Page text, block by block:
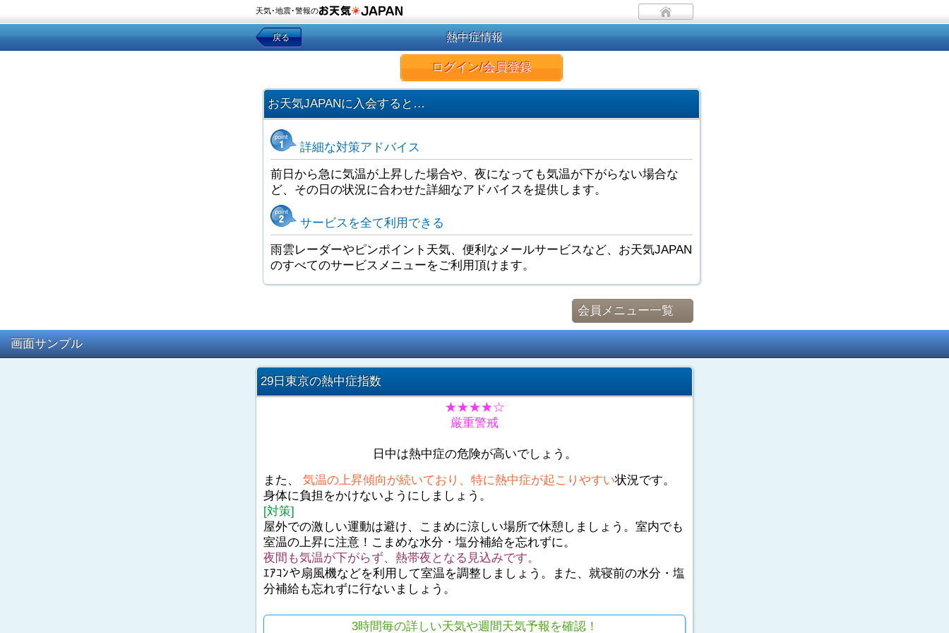
天気･地震･警報の
戻る 熱中症情報
ログイン/会員登録
お天気JAPANに入会すると…
詳細な対策アドバイス
前日から急に気温が上昇した場合や、夜になっても気温が下がらない場合な
ど、その日の状況に合わせた詳細なアドバイスを提供します。
サービスを全て利用できる
雨雲レーダーやピンポイント天気、便利なメールサービスなど、お天気JAPAN
のすべてのサービスメニューをご利用頂けます。
会員メニュー一覧
画面サンプル
29日東京の熱中症指数
★★★★☆
厳重警戒
日中は熱中症の危険が高いでしょう。
また、 気温の上昇傾向が続いており、特に熱中症が起こりやすい状況です。
身体に負担をかけないようにしましょう。
[対策]
屋外での激しい運動は避け、こまめに涼しい場所で休憩しましょう。室内でも
室温の上昇に注意！こまめな水分・塩分補給を忘れずに。
夜間も気温が下がらず、熱帯夜となる見込みです。
ｴｱｺﾝや扇風機などを利用して室温を調整しましょう。また、就寝前の水分・塩
分補給も忘れずに行ないましょう。
3時間毎の詳しい天気や週間天気予報を確認！